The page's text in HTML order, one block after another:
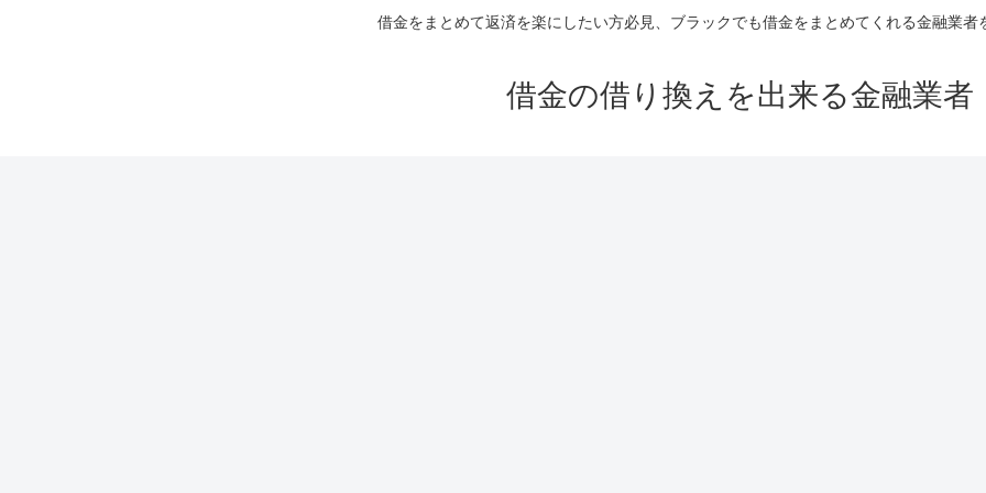
借金をまとめて返済を楽にしたい方必見、ブラックでも借金をまとめてくれる金融業者
借金の借り換えを出来る金融業者